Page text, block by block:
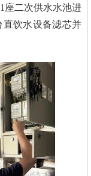
座二次供水水池进
直饮水设备滤芯并